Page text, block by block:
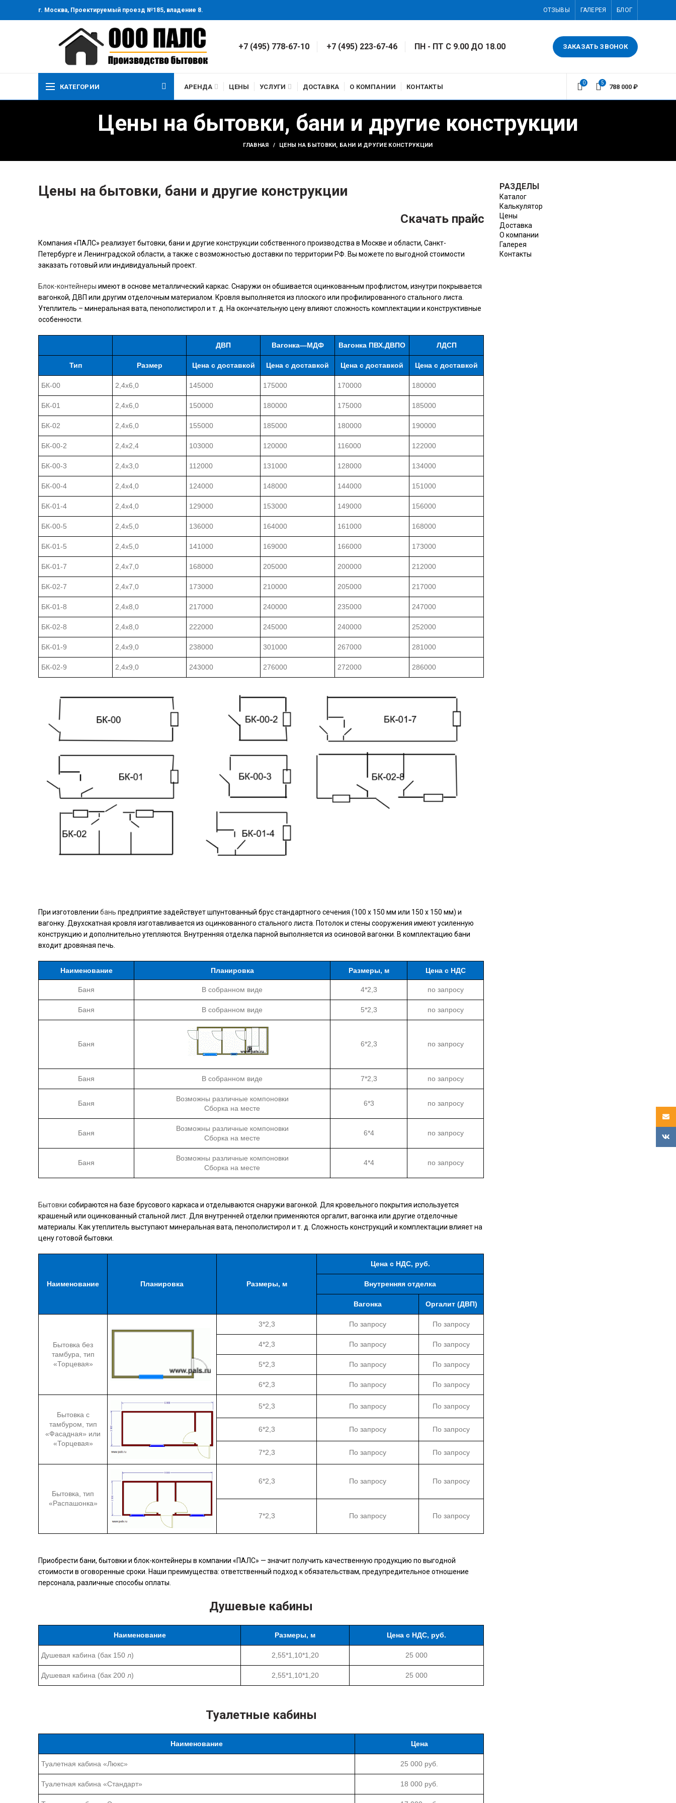
г. Москва, Проектируемый проезд №185, владение 8. ОТЗЫВЫ ГАЛЕРЕЯ БЛОГ
+7 (495) 778-67-10 +7 (495) 223-67-46 ПН - ПТ С 9.00 ДО 18.00 ЗАКАЗАТЬ ЗВОНОК
КАТЕГОРИИ АРЕНДА ЦЕНЫ УСЛУГИ ДОСТАВКА О КОМПАНИИ КОНТАКТЫ 0 5 788 000 ₽
Цены на бытовки, бани и другие конструкции
ГЛАВНАЯ ЦЕНЫ НА БЫТОВКИ, БАНИ И ДРУГИЕ КОНСТРУКЦИИ
Цены на бытовки, бани и другие конструкции
Скачать прайс
Компания «ПАЛС» реализует бытовки, бани и другие конструкции собственного производства в Москве и области, Санкт-
Петербурге и Ленинградской области, а также с возможностью доставки по территории РФ. Вы можете по выгодной стоимости
заказать готовый или индивидуальный проект.
Блок-контейнеры имеют в основе металлический каркас. Снаружи он обшивается оцинкованным профлистом, изнутри покрывается
вагонкой, ДВП или другим отделочным материалом. Кровля выполняется из плоского или профилированного стального листа.
Утеплитель – минеральная вата, пенополистирол и т. д. На окончательную цену влияют сложность комплектации и конструктивные
особенности.
ДВП Вагонка—МДФ Вагонка ПВХ.ДВПО ЛДСП
Тип Размер Цена с доставкой Цена с доставкой Цена с доставкой Цена с доставкой
БК-00 2,4х6,0 145000 175000 170000 180000
БК-01 2,4х6,0 150000 180000 175000 185000
БК-02 2,4х6,0 155000 185000 180000 190000
БК-00-2 2,4х2,4 103000 120000 116000 122000
БК-00-3 2,4х3,0 112000 131000 128000 134000
БК-00-4 2,4х4,0 124000 148000 144000 151000
БК-01-4 2,4х4,0 129000 153000 149000 156000
БК-00-5 2,4х5,0 136000 164000 161000 168000
БК-01-5 2,4х5,0 141000 169000 166000 173000
БК-01-7 2,4х7,0 168000 205000 200000 212000
БК-02-7 2,4х7,0 173000 210000 205000 217000
БК-01-8 2,4х8,0 217000 240000 235000 247000
БК-02-8 2,4х8,0 222000 245000 240000 252000
БК-01-9 2,4х9,0 238000 301000 267000 281000
БК-02-9 2,4х9,0 243000 276000 272000 286000
При изготовлении бань предприятие задействует шпунтованный брус стандартного сечения (100 х 150 мм или 150 х 150 мм) и
вагонку. Двухскатная кровля изготавливается из оцинкованного стального листа. Потолок и стены сооружения имеют усиленную
конструкцию и дополнительно утепляются. Внутренняя отделка парной выполняется из осиновой вагонки. В комплектацию бани
входит дровяная печь.
Наименование Планировка Размеры, м Цена с НДС
Баня В собранном виде 4*2,3 по запросу
Баня В собранном виде 5*2,3 по запросу
Баня 6*2,3 по запросу
Баня В собранном виде 7*2,3 по запросу
Баня
Возможны различные компоновки
Сборка на месте
6*3 по запросу
Баня
Возможны различные компоновки
Сборка на месте
6*4 по запросу
Баня
Возможны различные компоновки
Сборка на месте
4*4 по запросу
Бытовки собираются на базе брусового каркаса и отделываются снаружи вагонкой. Для кровельного покрытия используется
крашеный или оцинкованный стальной лист. Для внутренней отделки применяются оргалит, вагонка или другие отделочные
материалы. Как утеплитель выступают минеральная вата, пенополистирол и т. д. Сложность конструкций и комплектации влияет на
цену готовой бытовки.
Наименование Планировка Размеры, м
Цена с НДС, руб.
Внутренняя отделка
Вагонка Оргалит (ДВП)
Бытовка без
тамбура, тип
«Торцевая»
3*2,3 По запросу По запросу
4*2,3 По запросу По запросу
5*2,3 По запросу По запросу
6*2,3 По запросу По запросу
Бытовка с
тамбуром, тип
«Фасадная» или
«Торцевая»
5*2,3 По запросу По запросу
6*2,3 По запросу По запросу
7*2,3 По запросу По запросу
Бытовка, тип
«Распашонка»
6*2,3 По запросу По запросу
7*2,3 По запросу По запросу
Приобрести бани, бытовки и блок-контейнеры в компании «ПАЛС» — значит получить качественную продукцию по выгодной
стоимости в оговоренные сроки. Наши преимущества: ответственный подход к обязательствам, предупредительное отношение
персонала, различные способы оплаты.
Душевые кабины
Наименование Размеры, м Цена с НДС, руб.
Душевая кабина (бак 150 л) 2,55*1,10*1,20 25 000
Душевая кабина (бак 200 л) 2,55*1,10*1,20 25 000
Туалетные кабины
Наименование Цена
Туалетная кабина «Люкс» 25 000 руб.
Туалетная кабина «Cтандарт» 18 000 руб.
РАЗДЕЛЫ
Каталог
Калькулятор
Цены
Доставка
О компании
Галерея
Контакты
Email
VK